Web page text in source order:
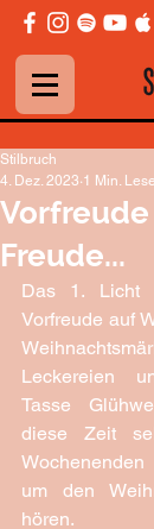
Freude...
Stilbruch
4. Dez. 2023 1 Min.
Das 1. Licht
Vorfreude auf
Leckereien
Tasse
diese Zeit
um den
hören.